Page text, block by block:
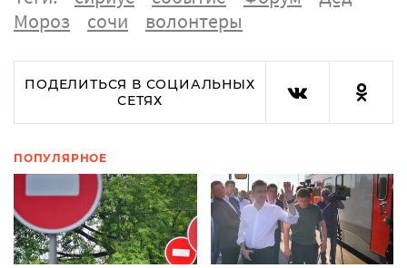
Мороз
сочи волонтеры
ПОДЕЛИТЬСЯ В СОЦИАЛЬНЫХ
СЕТЯХ
ПОПУЛЯРНОЕ